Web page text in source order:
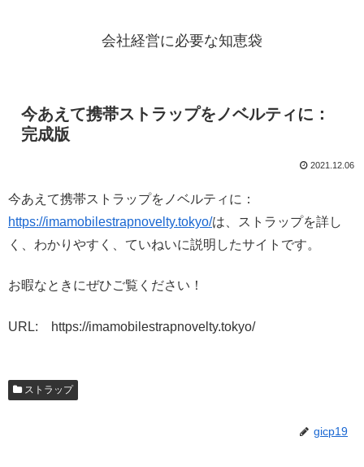
会社経営に必要な知恵袋
今あえて携帯ストラップをノベルティに：
完成版
2021.12.06
今あえて携帯ストラップをノベルティに：
https://imamobilestrapnovelty.tokyo/は、ストラップを詳し
く、わかりやすく、ていねいに説明したサイトです。
お暇なときにぜひご覧ください！
URL: https://imamobilestrapnovelty.tokyo/
ストラップ
gicp19